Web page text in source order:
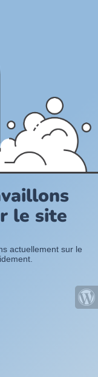
le site
actuellement sur le